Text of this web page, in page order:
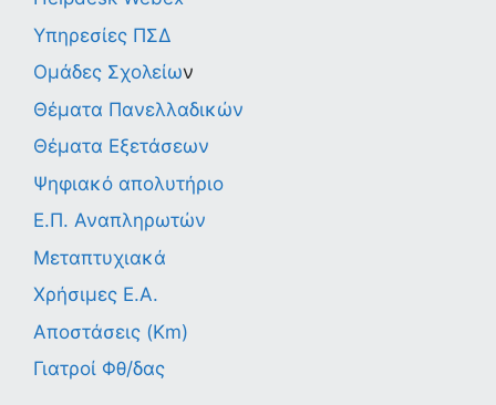
Υπηρεσίες ΠΣΔ
Ομάδες Σχολείων
Θέματα Πανελλαδικών
Θέματα Εξετάσεων
Ψηφιακό απολυτήριο
Ε.Π. Αναπληρωτών
Μεταπτυχιακά
Χρήσιμες Ε.Α.
Αποστάσεις (Km)
Γιατροί Φθ/δας